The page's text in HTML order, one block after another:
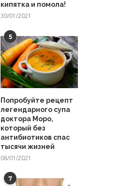
кипятка и помола!
30/01/2021
5
Попробуйте рецепт
легендарного супа
доктора Моро,
который без
антибиотиков спас
тысячи жизней
08/01/2021
7